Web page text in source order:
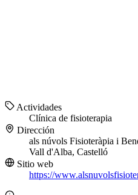
Actividades
Clínica de fisioterapia
Dirección
als núvols Fisioteràpia i
Vall d'Alba, Castelló
Sitio web
https://